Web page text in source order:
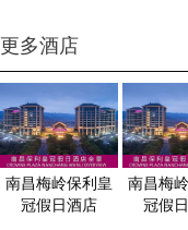
更多酒店
南昌梅岭保利皇
冠假日酒店
南昌梅
冠假